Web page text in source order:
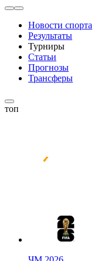
Новости спорта
Результаты
Турниры
Статьи
Прогнозы
Трансферы
топ